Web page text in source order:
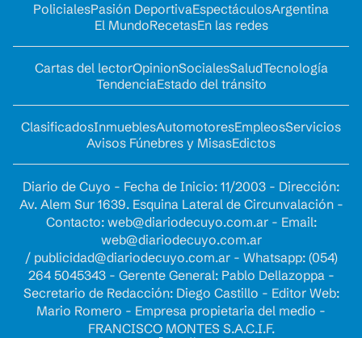
PolicialesPasión DeportivaEspectáculosArgentina
El MundoRecetasEn las redes
Cartas del lectorOpinionSocialesSaludTecnología
TendenciaEstado del tránsito
ClasificadosInmueblesAutomotoresEmpleosServicios
Avisos Fúnebres y MisasEdictos
Diario de Cuyo - Fecha de Inicio: 11/2003 - Dirección:
Av. Alem Sur 1639. Esquina Lateral de Circunvalación -
Contacto: web@diariodecuyo.com.ar- Email:
web@diariodecuyo.com.ar
/ publicidad@diariodecuyo.com.ar- Whatsapp: (054)
264 5045343 - Gerente General: Pablo Dellazoppa -
Secretario de Redacción: Diego Castillo - Editor Web:
Mario Romero - Empresa propietaria del medio -
FRANCISCO MONTES S.A.C.I.F.